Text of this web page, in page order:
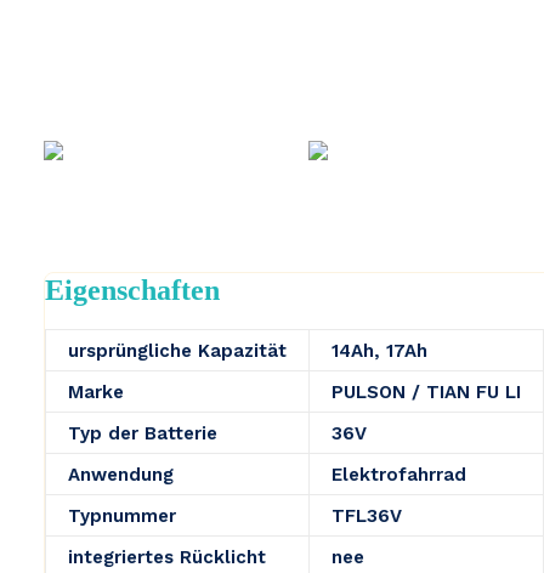
Eigenschaften
ursprüngliche Kapazität
14Ah, 17Ah
Marke
PULSON / TIAN FU LI
Typ der Batterie
36V
Anwendung
Elektrofahrrad
Typnummer
TFL36V
integriertes Rücklicht
nee